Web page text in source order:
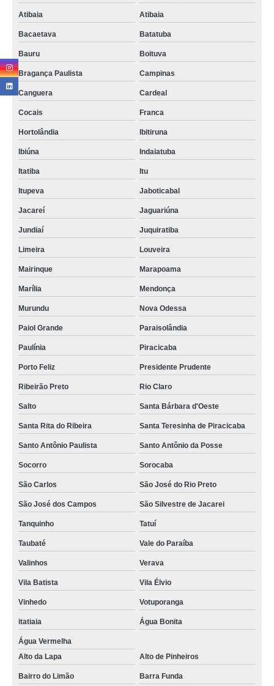
Atibaia Atibaia
Bacaetava Batatuba
Bauru Boituva
Bragança Paulista Campinas
Canguera Cardeal
Cocais Franca
Hortolândia Ibitiruna
Ibiúna Indaiatuba
Itatiba Itu
Itupeva Jaboticabal
Jacareí Jaguariúna
Jundiaí Juquiratiba
Limeira Louveira
Mairinque Marapoama
Marília Mendonça
Murundu Nova Odessa
Paiol Grande Paraisolândia
Paulínia Piracicaba
Porto Feliz Presidente Prudente
Ribeirão Preto Rio Claro
Salto Santa Bárbara d'Oeste
Santa Rita do Ribeira Santa Teresinha de Piracicaba
Santo Antônio Paulista Santo Antônio da Posse
Socorro Sorocaba
São Carlos São José do Rio Preto
São José dos Campos São Silvestre de Jacarei
Tanquinho Tatuí
Taubaté Vale do Paraíba
Valinhos Verava
Vila Batista Vila Élvio
Vinhedo Votuporanga
itatiaia Água Bonita
Água Vermelha
Alto da Lapa
Alto de Pinheiros
Bairro do Limão Barra Funda